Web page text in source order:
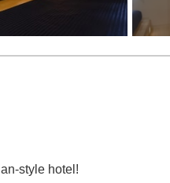
style hotel!